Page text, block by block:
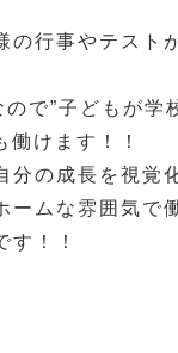
の行事やテスト
で”子どもが学
けます！！
の成長を視覚
ームな雰囲気で
！！